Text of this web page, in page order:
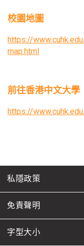
校園地圖
https://
map.html
前往香港中文大學
https://
私隱政策
免責聲明
字型大小